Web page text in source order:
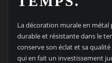
La décoration murale en métal
durable et résistante dans le
conserve son éclat et sa
qui en fait un investissement